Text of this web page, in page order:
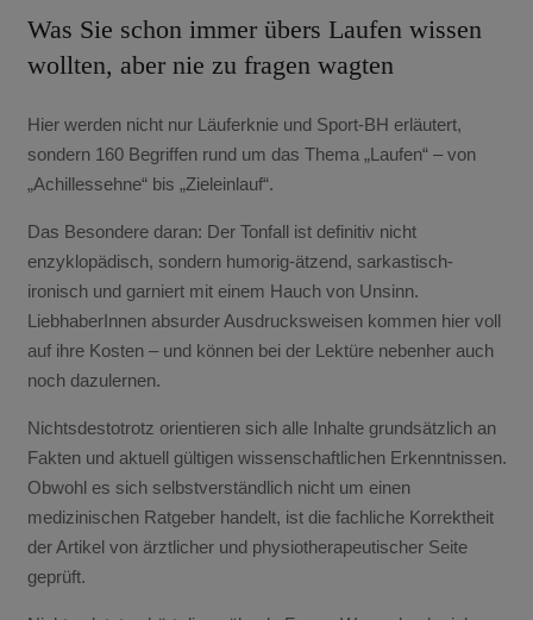
Was Sie schon immer übers Laufen wissen
wollten, aber nie zu fragen wagten
Hier werden nicht nur Läuferknie und Sport-BH erläutert,
sondern 160 Begriffen rund um das Thema „Laufen“ – von
„Achillessehne“ bis „Zieleinlauf“.
Das Besondere daran: Der Tonfall ist definitiv nicht
enzyklopädisch, sondern humorig-ätzend, sarkastisch-
ironisch und garniert mit einem Hauch von Unsinn.
LiebhaberInnen absurder Ausdrucksweisen kommen hier voll
auf ihre Kosten – und können bei der Lektüre nebenher auch
noch dazulernen.
Nichtsdestotrotz orientieren sich alle Inhalte grundsätzlich an
Fakten und aktuell gültigen wissenschaftlichen Erkenntnissen.
Obwohl es sich selbstverständlich nicht um einen
medizinischen Ratgeber handelt, ist die fachliche Korrektheit
der Artikel von ärztlicher und physiotherapeutischer Seite
geprüft.